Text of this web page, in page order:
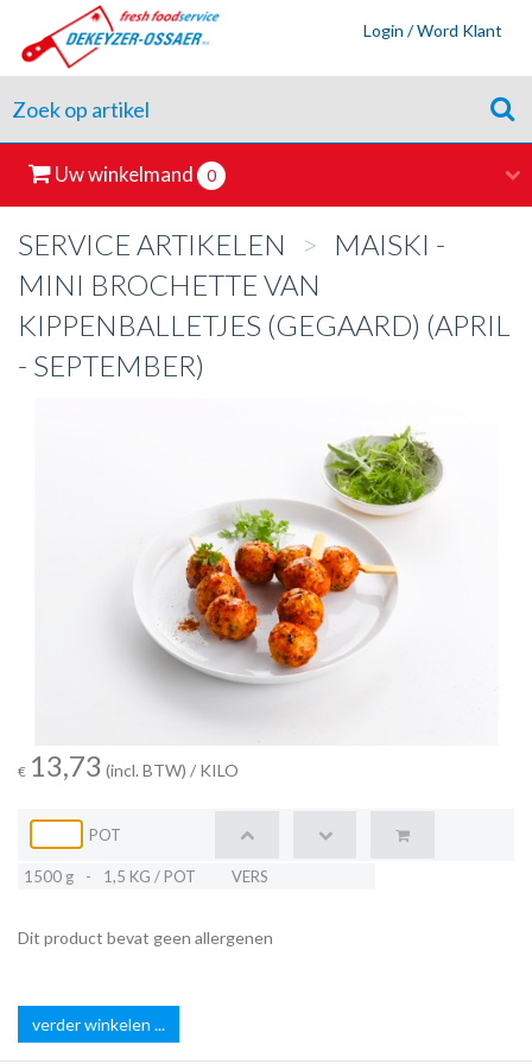
Login / Word Klant
Uw winkelmand 0
SERVICE ARTIKELEN > MAISKI -
MINI BROCHETTE VAN
KIPPENBALLETJES (GEGAARD) (APRIL
- SEPTEMBER)
€ 13,73 (incl. BTW) / KILO
POT
1500 g - 1,5 KG / POT VERS
Dit product bevat geen allergenen
verder winkelen ...